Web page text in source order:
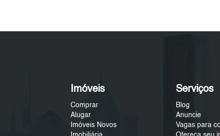
Imóveis
Comprar
Alugar
Imóveis Novos
Serviços
Blog
Anuncie
Vagas para